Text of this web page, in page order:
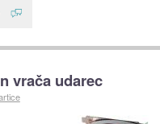
vrača udarec